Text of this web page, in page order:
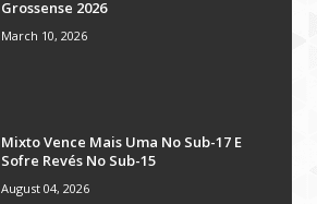
Grossense 2026
March 10, 2026
Mixto Vence Mais Uma No Sub-17 E
Sofre Revés No Sub-15
August 04, 2026